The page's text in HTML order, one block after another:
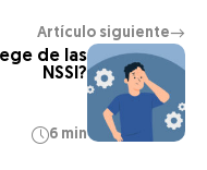
Artículo siguiente→
de las
NSSI?
6 min